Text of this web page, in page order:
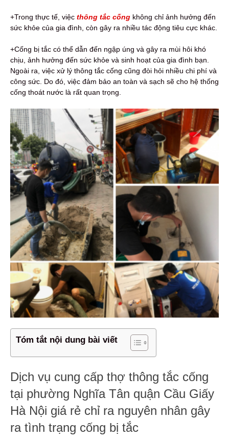
+Trong thực tế, việc thông tắc cống không chỉ ảnh hưởng đến
sức khỏe của gia đình, còn gây ra nhiều tác động tiêu cực khác.
+Cống bị tắc có thể dẫn đến ngập úng và gây ra mùi hôi khó
chịu, ảnh hưởng đến sức khỏe và sinh hoạt của gia đình bạn.
Ngoài ra, việc xử lý thông tắc cống cũng đòi hỏi nhiều chi phí và
công sức. Do đó, việc đảm bảo an toàn và sạch sẽ cho hệ thống
cống thoát nước là rất quan trọng.
Tóm tắt nội dung bài viết
Dịch vụ cung cấp thợ thông tắc cống
tại phường Nghĩa Tân quận Cầu Giấy
Hà Nội giá rẻ chỉ ra nguyên nhân gây
ra tình trạng cống bị tắc